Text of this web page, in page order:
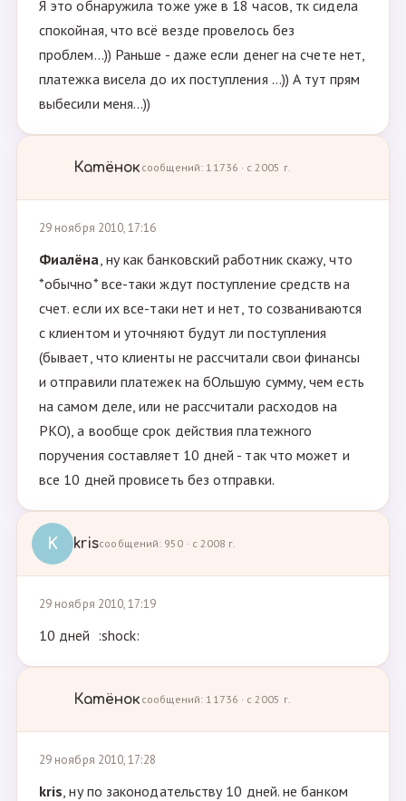
Я это обнаружила тоже уже в 18 часов, тк сидела
спокойная, что всё везде провелось без
проблем...)) Раньше - даже если денег на счете нет,
платежка висела до их поступления ...)) А тут прям
выбесили меня...))
Катёнок сообщений: 11736 · с 2005 г.
29 ноября 2010, 17:16
Фиалёна, ну как банковский работник скажу, что
*обычно* все-таки ждут поступление средств на
счет. если их все-таки нет и нет, то созваниваются
с клиентом и уточняют будут ли поступления
(бывает, что клиенты не рассчитали свои финансы
и отправили платежек на бОльшую сумму, чем есть
на самом деле, или не рассчитали расходов на
РКО), а вообще срок действия платежного
поручения составляет 10 дней - так что может и
все 10 дней провисеть без отправки.
K krisсообщений: 950 · с 2008 г.
29 ноября 2010, 17:19
10 дней :shock:
Катёнок сообщений: 11736 · с 2005 г.
29 ноября 2010, 17:28
kris, ну по законодательству 10 дней. не банком